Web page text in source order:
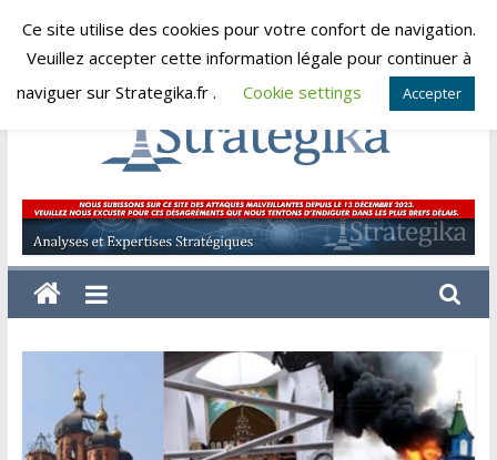
Skip
jeudi, août 6, 2026
Strategika
Expertise
et
Analyses
Ce site utilise des cookies pour votre confort de navigation.
Veuillez accepter cette information légale pour continuer à
naviguer sur Strategika.fr .
Cookie settings Accepter